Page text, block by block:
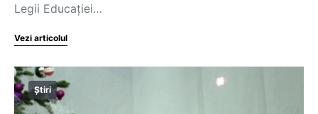
Legii Educației…
Vezi articolul
Știri